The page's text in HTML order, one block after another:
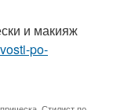
и макияж
po-